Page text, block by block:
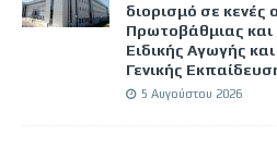
διορισμό σε κενές
Πρωτοβάθμιας
Ειδικής Αγωγής
Γενικής
5 Αυγούστου 2026